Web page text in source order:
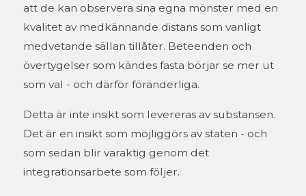
att de kan observera sina egna mönster med en
kvalitet av medkännande distans som vanligt
medvetande sällan tillåter. Beteenden och
övertygelser som kändes fasta börjar se mer ut
som val - och därför föränderliga.
Detta är inte insikt som levereras av substansen.
Det är en insikt som möjliggörs av staten - och
som sedan blir varaktig genom det
integrationsarbete som följer.